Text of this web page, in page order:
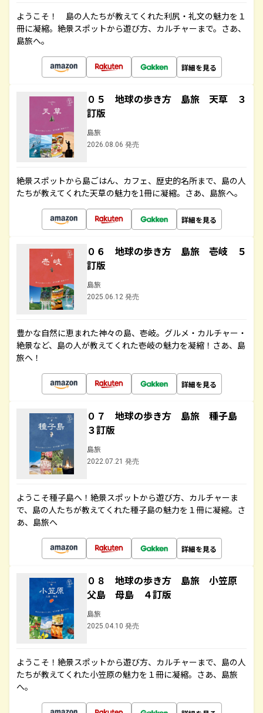
ようこそ！ 島の人たちが教えてくれた利尻・礼文の魅力を１
冊に凝縮。絶景スポットから遊び方、カルチャーまで。さあ、
島旅へ。
詳細を見る
０５ 地球の歩き方 島旅 天草 ３
訂版
島旅
2026.08.06 発売
絶景スポットから島ごはん、カフェ、歴史的名所まで、島の人
たちが教えてくれた天草の魅力を1冊に凝縮。さあ、島旅へ。
詳細を見る
０６ 地球の歩き方 島旅 壱岐 ５
訂版
島旅
2025.06.12 発売
豊かな自然に恵まれた神々の島、壱岐。グルメ・カルチャー・
絶景など、島の人が教えてくれた壱岐の魅力を凝縮！さあ、島
旅へ！
詳細を見る
０７ 地球の歩き方 島旅 種子島
３訂版
島旅
2022.07.21 発売
ようこそ種子島へ！絶景スポットから遊び方、カルチャーま
で、島の人たちが教えてくれた種子島の魅力を１冊に凝縮。さ
あ、島旅へ
詳細を見る
０８ 地球の歩き方 島旅 小笠原
父島 母島 ４訂版
島旅
2025.04.10 発売
ようこそ！絶景スポットから遊び方、カルチャーまで、島の人
たちが教えてくれた小笠原の魅力を１冊に凝縮。さあ、島旅
へ。